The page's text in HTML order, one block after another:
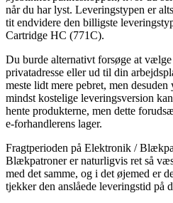
når du har lyst. Leveringstypen er
tit endvidere den billigste
Cartridge HC (771C).
Du burde alternativt forsøge at
privatadresse eller ud til din
meste lidt mere pebret, men
mindst kostelige leveringsversion
hente produkterne, men dette
e-forhandlerens lager.
Fragtperioden på Elektronik /
Blækpatroner er naturligvis ret så
med det samme, og i det øjemed er
tjekker den anslåede leveringstid på